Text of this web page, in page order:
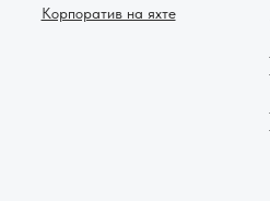
Корпоратив на яхте